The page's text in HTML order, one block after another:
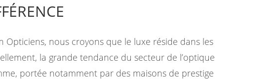
Opticiens, nous croyons que le luxe réside dans les
la grande tendance du secteur de l’optique
portée notamment par des maisons de prestige